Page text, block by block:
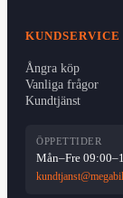
KUNDSERVICE
Ångra köp
Vanliga frågor
Kundtjänst
ÖPPETTIDER
Mån–Fre